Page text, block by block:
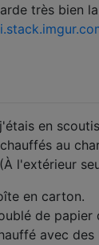
très bien
en
au
l'extérieur
en carton.
de papier
avec